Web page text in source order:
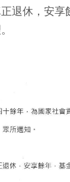
退休，安享